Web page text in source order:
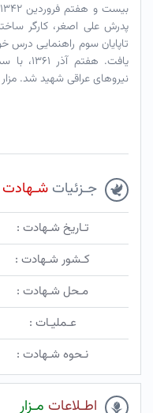
پدرش علی اصغر، کارگر
تاپایان سوم راهنمایی درس
یافت.
نیروهای عراقی شهید شد.
جـزئیات شـهادت
تـاریخ شـهادت :
کـشور شـهادت :
مـحل شـهادت :
عـملیـات :
نـحوه شـهادت :
اطـلاعات مـزار